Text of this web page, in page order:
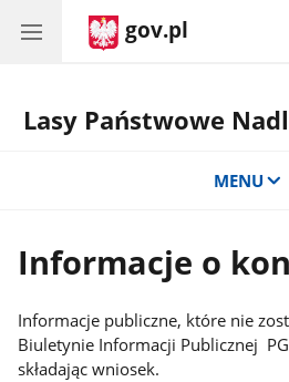
gov.pl
Lasy Państwowe
MENU
Informacje o
Informacje publiczne, które nie
Biuletynie Informacji Publicznej
składając wniosek.